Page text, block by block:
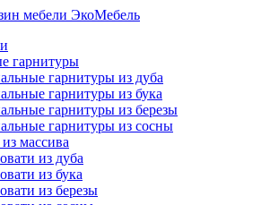
гарнитуры
гарнитуры из дуба
гарнитуры из бука
гарнитуры из березы
гарнитуры из сосны
массива
из дуба
из бука
из березы